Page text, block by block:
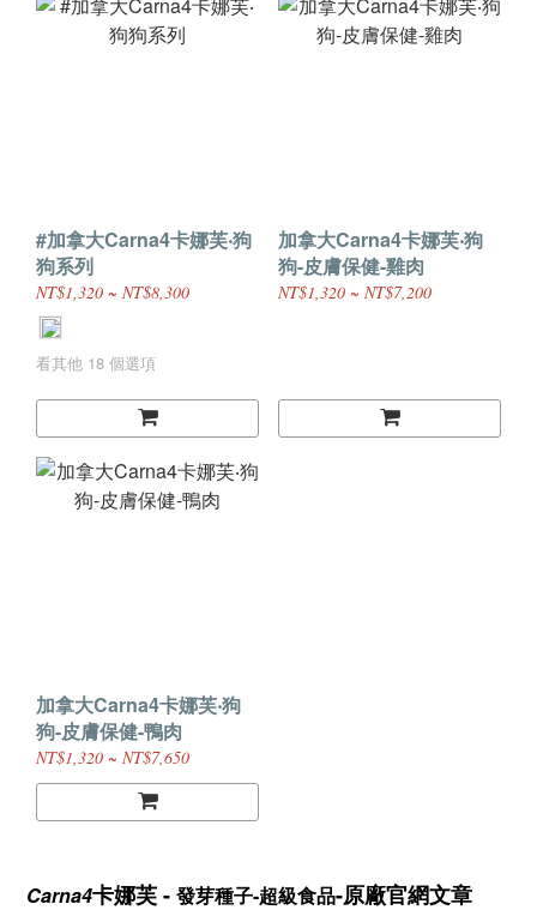
#加拿大Carna4卡娜芙‧狗
狗系列
NT$1,320 ~ NT$8,300
看其他 18 個選項
加拿大Carna4卡娜芙‧狗
狗-皮膚保健-雞肉
NT$1,320 ~ NT$7,200
加拿大Carna4卡娜芙‧狗
狗-皮膚保健-鴨肉
NT$1,320 ~ NT$7,650
Carna4卡娜芙 - 發芽種子-超級食品-原廠官網文章